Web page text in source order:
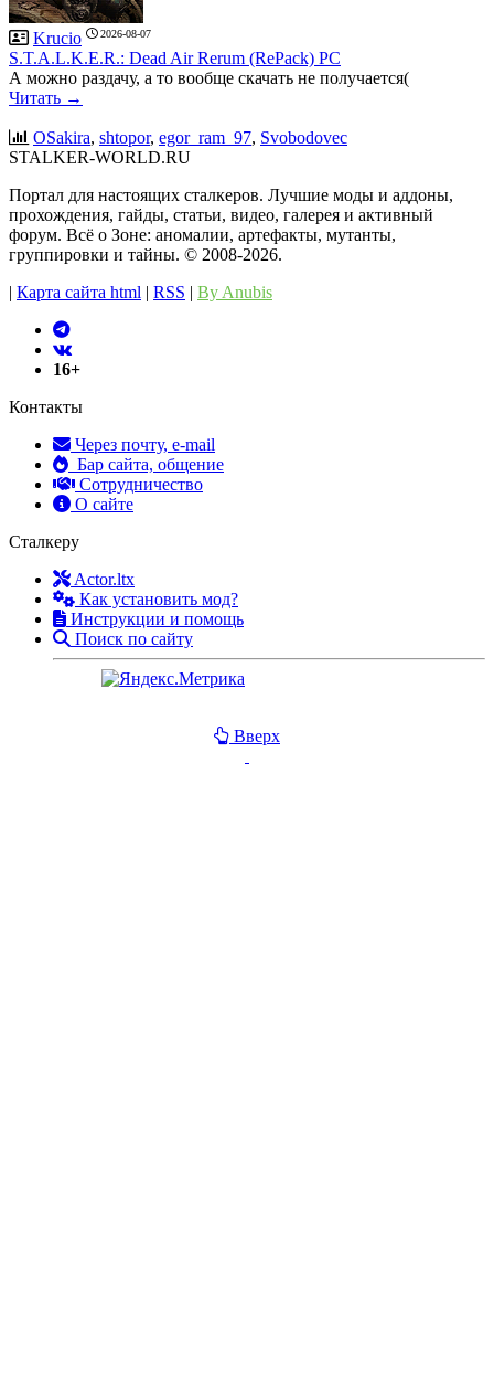
Krucio 2026-08-07
S.T.A.L.K.E.R.: Dead Air Rerum (RePack) PC
А можно раздачу, а то вообще скачать не получается(
Читать →
OSakira, shtopor, egor_ram_97, Svobodovec
STALKER-WORLD.RU
Портал для настоящих сталкеров. Лучшие моды и аддоны,
прохождения, гайды, статьи, видео, галерея и активный
форум. Всё о Зоне: аномалии, артефакты, мутанты,
группировки и тайны. ©️ 2008-2026.
| Карта сайта html | RSS | By Anubis
16+
Контакты
Через почту, e-mail
Бар сайта, общение
Сотрудничество
О сайте
Сталкеру
Actor.ltx
Как установить мод?
Инструкции и помощь
Поиск по сайту
Вверх